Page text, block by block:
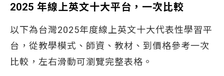
2025 年線上英文十大平台，一次比較
以下為台灣2025年度線上英文十大代表性學習平
台，從教學模式、師資、教材、到價格參考一次
比較，左右滑動可瀏覽完整表格。